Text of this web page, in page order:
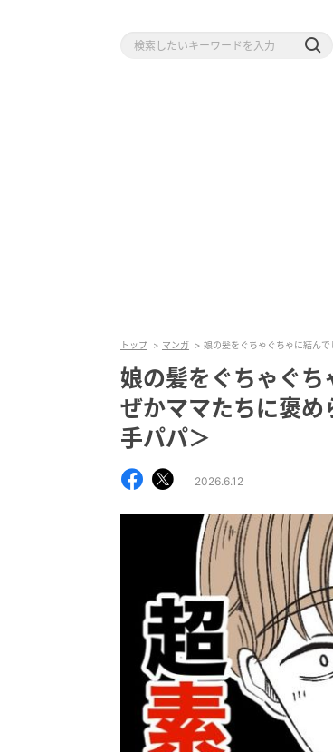
トップ マンガ 娘の髪をぐちゃぐちゃに結ん
娘の髪をぐちゃぐち
ぜかママたちに褒
手パパ＞
2026.6.12